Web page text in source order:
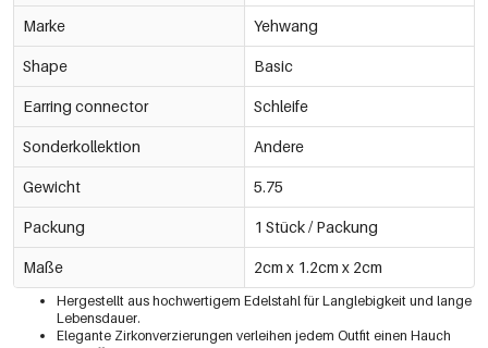
Marke Yehwang
Shape Basic
Earring connector Schleife
Sonderkollektion Andere
Gewicht 5.75
Packung 1 Stück / Packung
Maße 2cm x 1.2cm x 2cm
Hergestellt aus hochwertigem Edelstahl für Langlebigkeit und lange
Lebensdauer.
Elegante Zirkonverzierungen verleihen jedem Outfit einen Hauch